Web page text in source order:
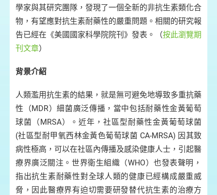
學家與其研究團隊，發現了一個全新的非抗生素類化合
物，有望應對抗生素耐藥性的嚴重問題。相關的研究報
告已經在《美國國家科學院院刊》發表。（按此瀏覽期
刊文章）
背景介紹
人類濫用抗生素的結果，就是無可避免地導致多重抗藥
性（MDR）細菌廣泛傳播，當中包括耐藥性金黃葡萄
球菌（MRSA）。近年，社區型耐藥性金黃葡萄球菌
(社區型耐甲氧西林金黃色葡萄球菌 CA-MRSA) 因其致
病性極高，可以在社區內傳播及感染健康人士，引起醫
療界廣泛關注。世界衛生組織（WHO）也發表聲明，
指出抗生素耐藥性對全球人類的健康已經構成嚴重威
脅，因此醫療界有迫切需要研發替代抗生素的治療方